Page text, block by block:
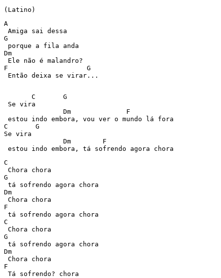
(Latino)
A
Amiga sai dessa
G
porque a fila anda
Dm
Ele não é malandro?
F		     G
Então deixa se virar...
       C       G
Se vira
estou indo embora, vou ver o mundo lá fora
C       G
Se vira
estou indo embora, tá sofrendo agora chora
C
Chora chora
G
tá sofrendo agora chora
Dm
Chora chora
F
tá sofrendo agora chora
C
Chora chora
G
tá sofrendo agora chora
Dm
Chora chora
F
Tá sofrendo? chora